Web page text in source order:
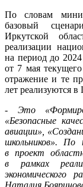
По словам
базовый
Иркутской
реализации
на период до
от 7 мая
отражение и те
лет реализуются в
- Это
«Безопасные
авиации»,
школьников». По
в проект
в рамках
экономического
Наталия